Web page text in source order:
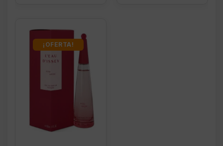
¡OFERTA!